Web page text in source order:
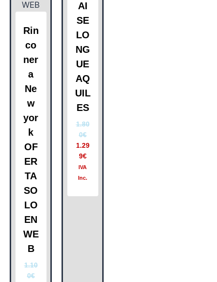
Rin
co
ner
a
Ne
w
yor
k
OF
ER
TA
SO
LO
EN
WE
B
1.10
0€
AI
SE
LO
NG
UE
AQ
UIL
ES
1.80
0€
1.29
9€
IVA
Inc.